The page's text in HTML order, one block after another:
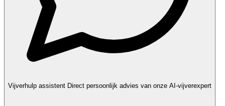
Vijverhulp assistent Direct persoonlijk advies van onze AI-vijverexpert